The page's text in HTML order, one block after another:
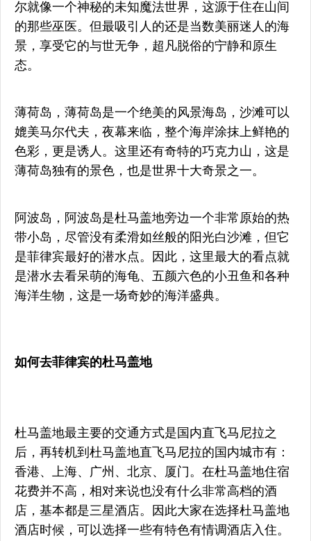
尔就像一个神秘的未知魔法世界，这源于住在山间
的那些巫医。但最吸引人的还是当数美丽迷人的海
景，享受它的与世无争，超凡脱俗的宁静和原生
态。
薄荷岛，薄荷岛是一个绝美的风景海岛，沙滩可以
媲美马尔代夫，夜幕来临，整个海岸涂抹上鲜艳的
色彩，更是诱人。这里还有奇特的巧克力山，这是
薄荷岛独有的景色，也是世界十大奇景之一。
阿波岛，阿波岛是杜马盖地旁边一个非常原始的热
带小岛，尽管没有柔滑如丝般的阳光白沙滩，但它
是菲律宾最好的潜水点。因此，这里最大的看点就
是潜水去看呆萌的海龟、五颜六色的小丑鱼和各种
海洋生物，这是一场奇妙的海洋盛典。
如何去菲律宾的杜马盖地
杜马盖地最主要的交通方式是国内直飞马尼拉之
后，再转机到杜马盖地直飞马尼拉的国内城市有：
香港、上海、广州、北京、厦门。在杜马盖地住宿
花费并不高，相对来说也没有什么非常高档的酒
店，基本都是三星酒店。因此大家在选择杜马盖地
酒店时候，可以选择一些有特色有情调酒店入住。